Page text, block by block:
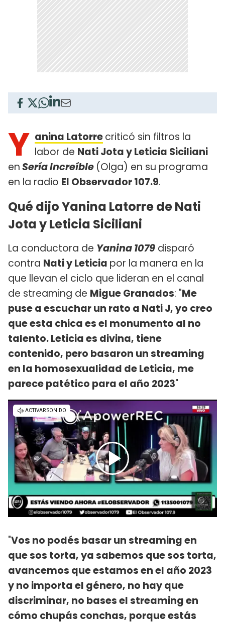
Y anina Latorrecriticó sin filtros la
labor de Nati Jota y Leticia Siciliani
enSería Increíble (Olga) en su programa
en la radio El Observador 107.9.
Qué dijo Yanina Latorre de Nati
Jota y Leticia Siciliani
La conductora de Yanina 1079 disparó
contra Nati y Leticia por la manera en la
que llevan el ciclo que lideran en el canal
de streaming de Migue Granados: "Me
puse a escuchar un rato a Nati J, yo creo
que esta chica es el monumento al no
talento. Leticia es divina, tiene
contenido, pero basaron un streaming
en la homosexualidad de Leticia, me
parece patético para el año 2023"
"Vos no podés basar un streaming en
que sos torta, ya sabemos que sos torta,
avancemos que estamos en el año 2023
y no importa el género, no hay que
discriminar, no bases el streaming en
cómo chupás conchas, porque estás